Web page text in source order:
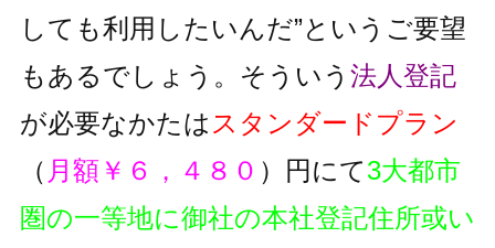
しても利用したいんだ”というご要望
もあるでしょう。そういう 法人登記
が必要なかたは スタンダードプラン
（ 月額￥６，４８０ ）円にて3大都市
圏の一等地に御社の本社登記住所或い